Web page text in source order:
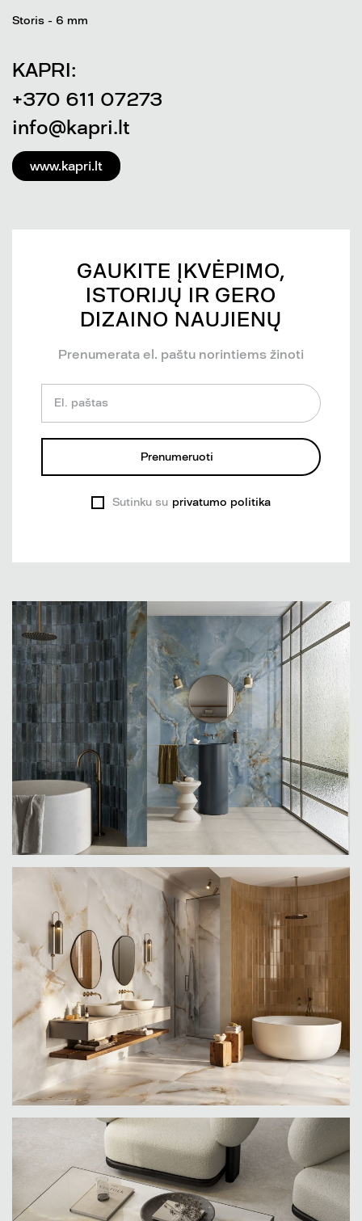
Storis - 6 mm
KAPRI:
+370 611 07273
info@kapri.lt
www.kapri.lt
GAUKITE ĮKVĖPIMO,
ISTORIJŲ IR GERO
DIZAINO NAUJIENŲ
Prenumerata el. paštu norintiems žinoti
El. paštas
Prenumeruoti
Sutinku su privatumo politika